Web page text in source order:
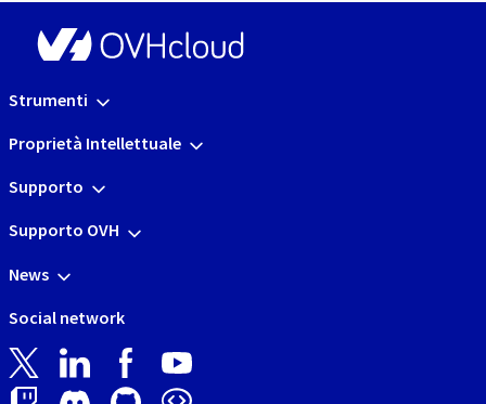
Strumenti
Proprietà Intellettuale
Supporto
Supporto OVH
News
Social network